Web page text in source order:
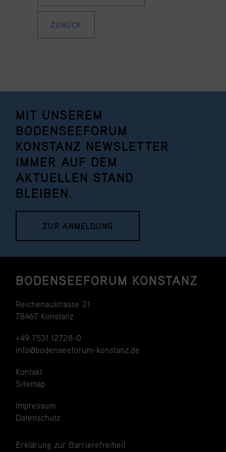
ZURÜCK
MIT UNSEREM
BODENSEEFORUM
KONSTANZ NEWSLETTER
IMMER AUF DEM
AKTUELLEN STAND
BLEIBEN.
ZUR ANMELDUNG
BODENSEEFORUM KONSTANZ
Reichenaustrasse 21
78467 Konstanz
+49 7531 12728-0
info@bodenseeforum-konstanz.de
Kontakt
Sitemap
Impressum
Datenschutz
Erklärung zur Barrierefreiheit